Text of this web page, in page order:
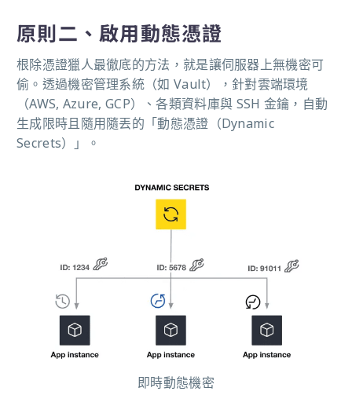
原則二、啟用動態憑證
根除憑證獵人最徹底的方法，就是讓伺服器上無機密可
偷。透過機密管理系統（如 Vault），針對雲端環境
（AWS, Azure, GCP）、各類資料庫與 SSH 金鑰，自動
生成限時且隨用隨丟的「動態憑證（Dynamic
Secrets）」。
即時動態機密